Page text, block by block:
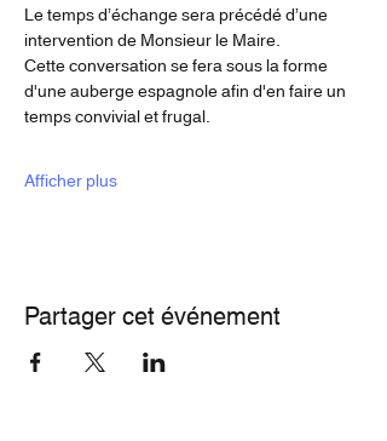
Le temps d’échange sera précédé d’une
intervention de Monsieur le Maire.
Cette conversation se fera sous la forme
d'une auberge espagnole afin d'en faire un
temps convivial et frugal.
Afficher plus
Partager cet événement